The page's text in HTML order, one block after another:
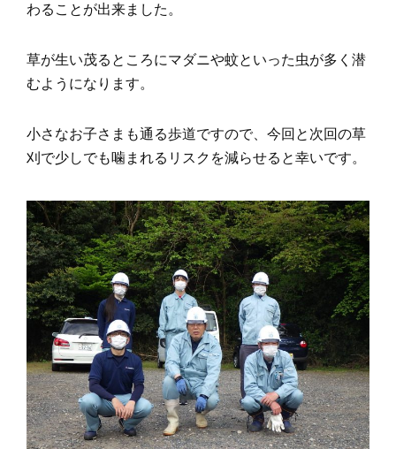
わることが出来ました。
草が生い茂るところにマダニや蚊といった虫が多く潜
むようになります。
小さなお子さまも通る歩道ですので、 今回と次回の草
刈で少しでも噛まれるリスクを減らせると幸いです。